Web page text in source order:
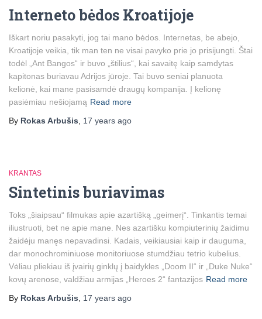
Interneto bėdos Kroatijoje
Iškart noriu pasakyti, jog tai mano bėdos. Internetas, be abejo,
Kroatijoje veikia, tik man ten ne visai pavyko prie jo prisijungti. Štai
todėl „Ant Bangos“ ir buvo „štilius“, kai savaitę kaip samdytas
kapitonas buriavau Adrijos jūroje. Tai buvo seniai planuota
kelionė, kai mane pasisamdė draugų kompanija. Į kelionę
pasiėmiau nešiojamą Read more
By Rokas Arbušis 17 years ago
KRANTAS
Sintetinis buriavimas
Toks „šiaipsau“ filmukas apie azartišką „geimerį“. Tinkantis temai
iliustruoti, bet ne apie mane. Nes azartišku kompiuterinių žaidimu
žaidėju manęs nepavadinsi. Kadais, veikiausiai kaip ir dauguma,
dar monochrominiuose monitoriuose stumdžiau tetrio kubelius.
Vėliau pliekiau iš įvairių ginklų į baidykles „Doom II“ ir „Duke Nuke“
kovų arenose, valdžiau armijas „Heroes 2“ fantazijos Read more
By Rokas Arbušis 17 years ago